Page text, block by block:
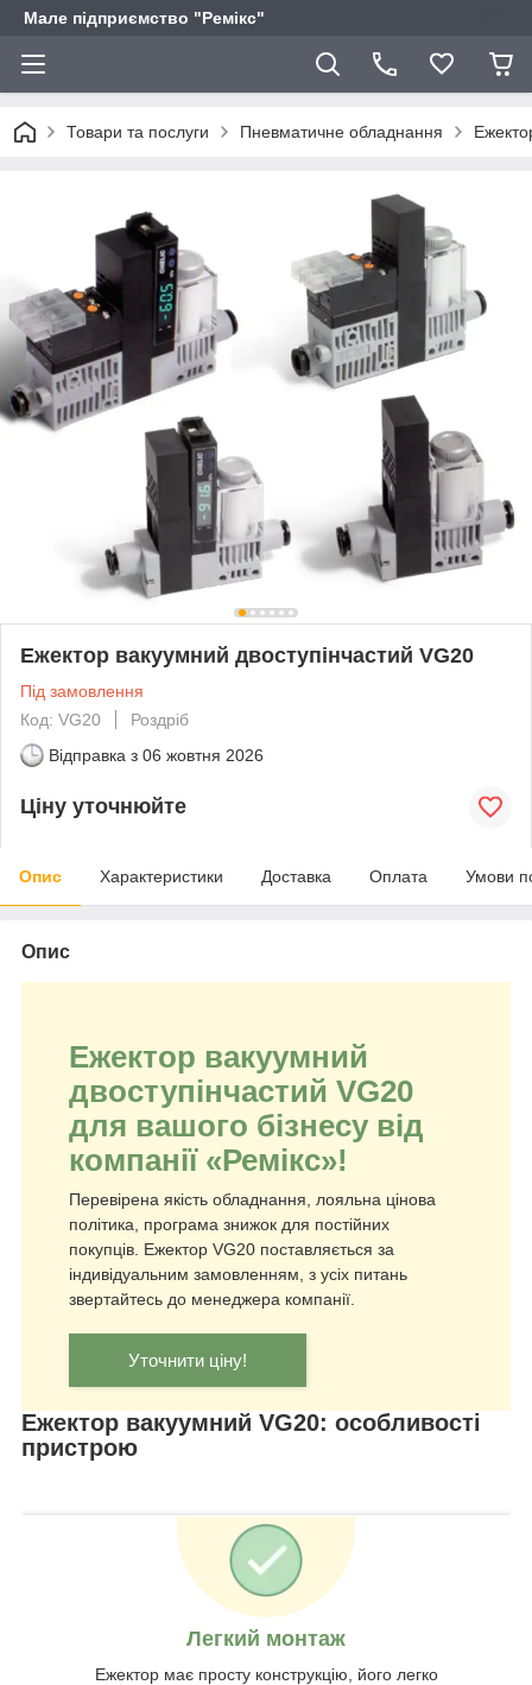
Мале підприємство "Ремікс"
Товари та послуги Пневматичне обладнання
Ежектор вакуумний двоступінчастий VG20
Під замовлення
Код: VG20
Роздріб
Відправка з 06 жовтня 2026
Ціну уточнюйте
Опис Характеристики Доставка Оплата Умови
Опис
Ежектор вакуумний
двоступінчастий VG20
для вашого бізнесу від
компанії «Ремікс»!
Перевірена якість обладнання, лояльна цінова
політика, програма знижок для постійних
покупців. Ежектор VG20 поставляється за
індивідуальним замовленням, з усіх питань
звертайтесь до менеджера компанії.
Уточнити ціну!
Ежектор вакуумний VG20: особливості
пристрою
Легкий монтаж
Ежектор має просту конструкцію, його легко